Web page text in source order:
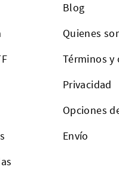
Blog
Quienes
Términos y
Privacidad
Opciones
Envío